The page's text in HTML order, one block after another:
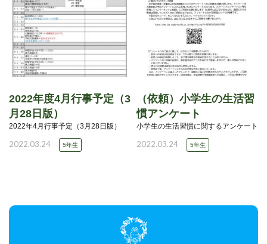
2022年度4月行事予定（3
月28日版）
2022年4月行事予定（3月28日版）
2022.03.24 5年生
（依頼）小学生の生活習
慣アンケート
小学生の生活習慣に関するアンケート
2022.03.24 5年生